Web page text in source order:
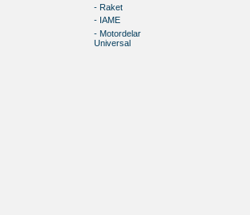
- Raket
- IAME
- Motordelar
Universal